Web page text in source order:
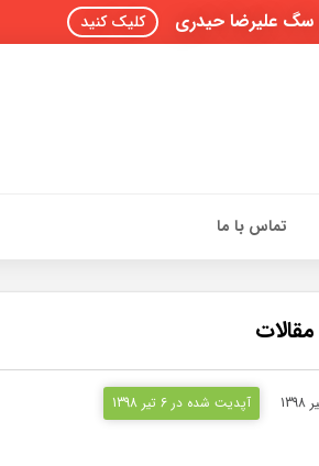
سگ علیرضا حیدری کلیک کنید
تماس با ما
آپدیت شده در 6 تیر 1398